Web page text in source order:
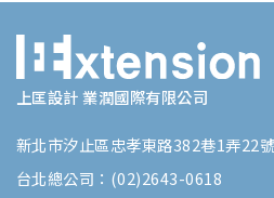
上匡設計 業潤國際有限公司
新北市汐止區忠孝東路382巷1弄22號
台北總公司：(02)2643-0618